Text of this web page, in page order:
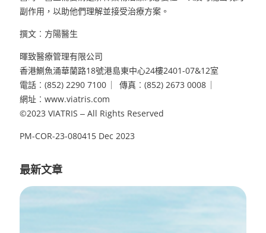
副作用，以助他們理解並接受治療方案。
撰文︰方陽醫生
暉致醫療管理有限公司
香港鰂魚涌華蘭路18號港島東中⼼24樓2401-07&12室
電話︰(852) 2290 7100 ︳傳真︰(852) 2673 0008 ︳
網址︰www.viatris.com
©2023 VIATRIS ‒ All Rights Reserved
PM-COR-23-080415 Dec 2023
最新文章